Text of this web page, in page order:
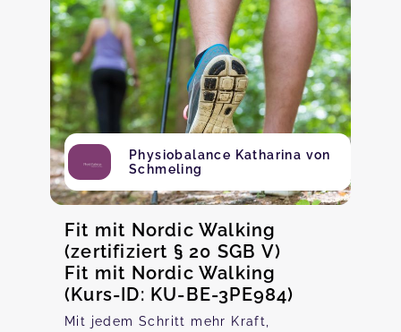
Physiobalance Katharina von
Schmeling
Fit mit Nordic Walking
(zertifiziert § 20 SGB V)
Fit mit Nordic Walking
(Kurs-ID: KU-BE-3PE984)
Mit jedem Schritt mehr Kraft,